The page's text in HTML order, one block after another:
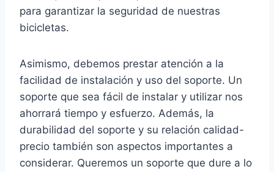
para garantizar la seguridad de nuestras
bicicletas.
Asimismo, debemos prestar atención a la
facilidad de instalación y uso del soporte. Un
soporte que sea fácil de instalar y utilizar nos
ahorrará tiempo y esfuerzo. Además, la
durabilidad del soporte y su relación calidad-
precio también son aspectos importantes a
considerar. Queremos un soporte que dure a lo